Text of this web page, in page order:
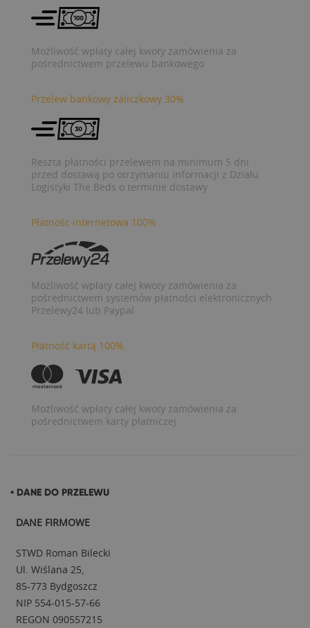
Możliwość wpłaty całej kwoty zamówienia za
pośrednictwem przelewu bankowego
Przelew bankowy zaliczkowy 30%
Reszta płatności przelewem na minimum 5 dni
przed dostawą po otrzymaniu informacji z Działu
Logistyki The Beds o terminie dostawy
Płatnośc internetowa 100%
Możliwość wpłaty całej kwoty zamówienia za
pośrednictwem systemów płatności elektronicznych
Przelewy24 lub Paypal
Płatność kartą 100%
Możliwość wpłaty całej kwoty zamówienia za
pośrednictwem karty płatniczej
• DANE DO PRZELEWU
DANE FIRMOWE
STWD Roman Bilecki
Ul. Wiślana 25,
85-773 Bydgoszcz
NIP 554-015-57-66
REGON 090557215